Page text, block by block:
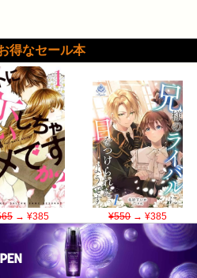
得なセール本
→ ¥385 ¥550→ ¥385